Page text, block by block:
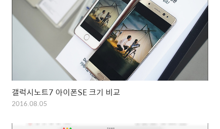
갤럭시노트7 아이폰SE 크기 비교
2016.08.05